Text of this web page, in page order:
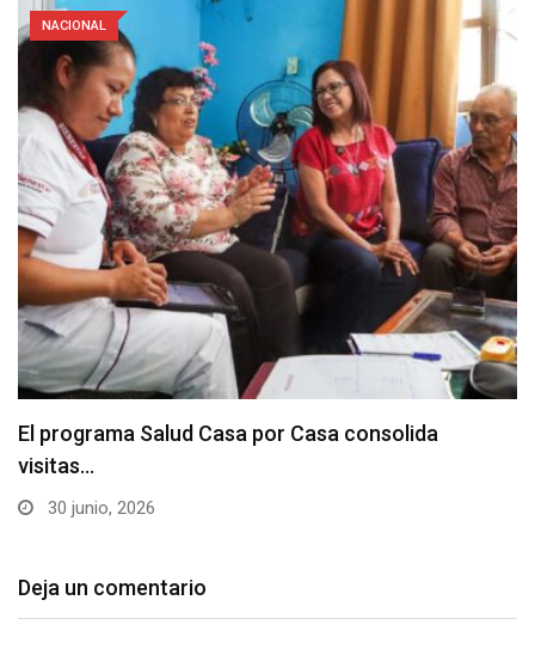
NACIONAL
El programa Salud Casa por Casa consolida
visitas…
30 junio, 2026
Deja un comentario